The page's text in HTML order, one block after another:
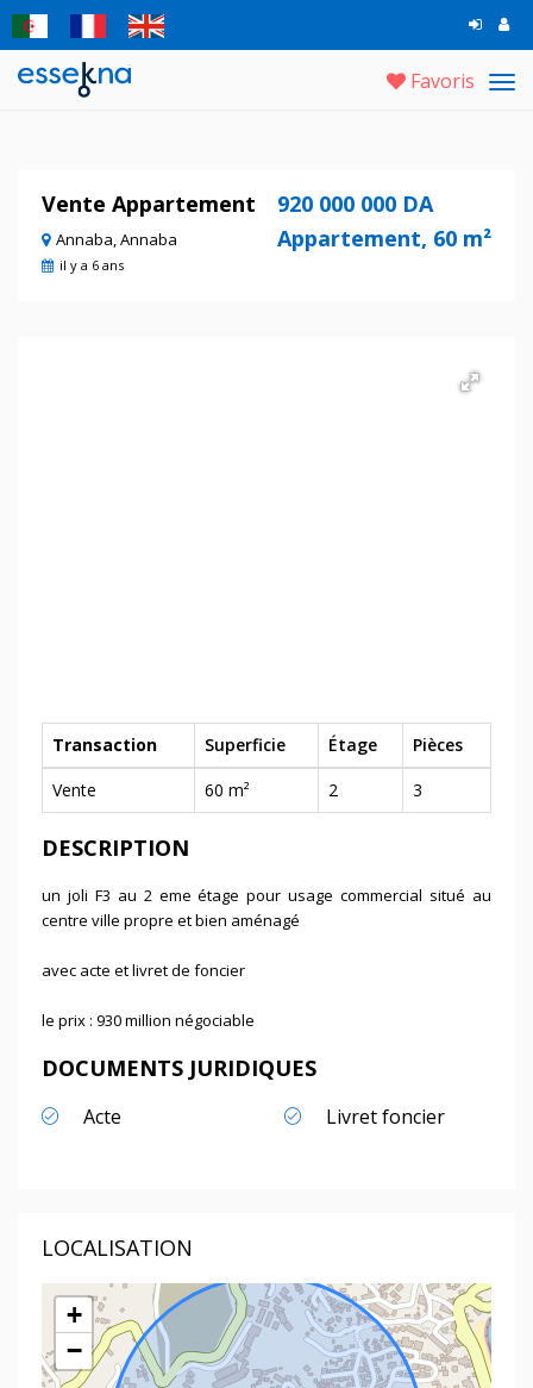
Favoris
Vente Appartement
Annaba, Annaba
il y a 6 ans
920 000 000 DA
Appartement, 60 m²
Transaction Superficie Étage
Pièces
Vente
60 m² 2 3
DESCRIPTION
un joli F3 au 2 eme étage pour usage commercial situé au
centre ville propre et bien aménagé
avec acte et livret de foncier
le prix : 930 million négociable
DOCUMENTS JURIDIQUES
Acte Livret foncier
LOCALISATION
+
−